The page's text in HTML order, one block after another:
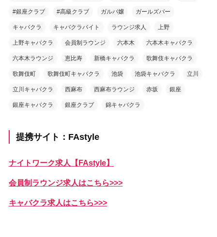
#銀座クラブ #高級クラブ ガルバ嬢 ガールズバー
キャバクラ キャバクラバイト ラウンジ求人 上野
上野キャバクラ 会員制ラウンジ 六本木 六本木キャバクラ
六本木ラウンジ 恵比寿 新橋キャバクラ 歌舞伎キャバクラ
歌舞伎町 歌舞伎町キャバクラ 池袋 池袋キャバクラ 立川
立川キャバクラ 西麻布 西麻布ラウンジ 赤坂 銀座
銀座キャバクラ 銀座クラブ 錦キャバクラ
提携サイト：FAstyle
ナイトワーク求人【FAstyle】
会員制ラウンジ求人はこちら>>>
キャバクラ求人はこちら>>>